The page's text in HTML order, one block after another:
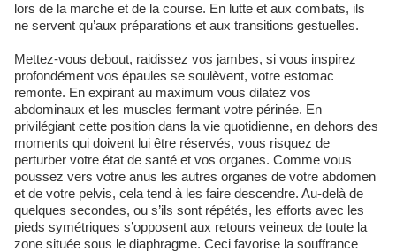
lors de la marche et de la course. En lutte et aux combats, ils
ne servent qu’aux préparations et aux transitions gestuelles.
Mettez-vous debout, raidissez vos jambes, si vous inspirez
profondément vos épaules se soulèvent, votre estomac
remonte. En expirant au maximum vous dilatez vos
abdominaux et les muscles fermant votre périnée. En
privilégiant cette position dans la vie quotidienne, en dehors des
moments qui doivent lui être réservés, vous risquez de
perturber votre état de santé et vos organes. Comme vous
poussez vers votre anus les autres organes de votre abdomen
et de votre pelvis, cela tend à les faire descendre. Au-delà de
quelques secondes, ou s’ils sont répétés, les efforts avec les
pieds symétriques s’opposent aux retours veineux de toute la
zone située sous le diaphragme. Ceci favorise la souffrance